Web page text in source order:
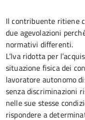
Il contribuente ritiene
due agevolazioni
normativi differenti.
L’Iva ridotta per
situazione fisica dei
lavoratore autonomo
senza discriminazioni
nelle sue stesse
rispondere a